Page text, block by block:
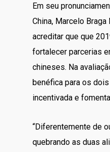
Em seu
China, Marcelo
acreditar que que
fortalecer parcerias
chineses. Na
benéfica para os
incentivada e
“Diferentemente de
quebrando as duas